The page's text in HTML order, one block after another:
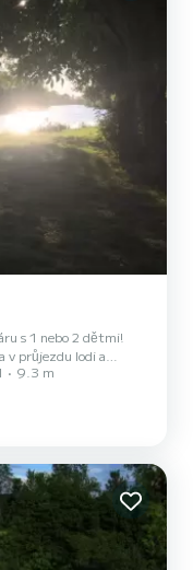
s 1 nebo 2 dětmi!
v průjezdu lodi a
vybavenou
a WC). Součástí
ručně našimi týmy.
potvrzeno týden
9.3 m